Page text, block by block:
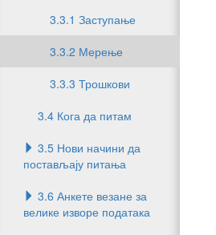
3.3.1 Заступање
3.3.2 Мерење
3.3.3 Трошкови
3.4 Кога да питам
3.5 Нови начини да
постављају питања
3.6 Анкете везане за
велике изворе података